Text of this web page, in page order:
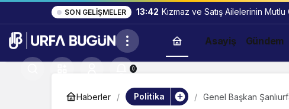
SON GELIŞMELER 13:42 Kızmaz ve Satış Ailelerinin
Asayiş Gündem
0
Haberler Politika Genel Başkan